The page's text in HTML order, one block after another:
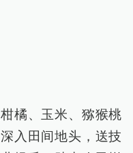
橘、玉米、猕猴桃
入田间地头，送技